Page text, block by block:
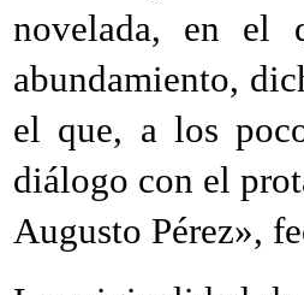
novelada, en el
abundamiento,
el que, a los
diálogo con el
Augusto Pérez»,